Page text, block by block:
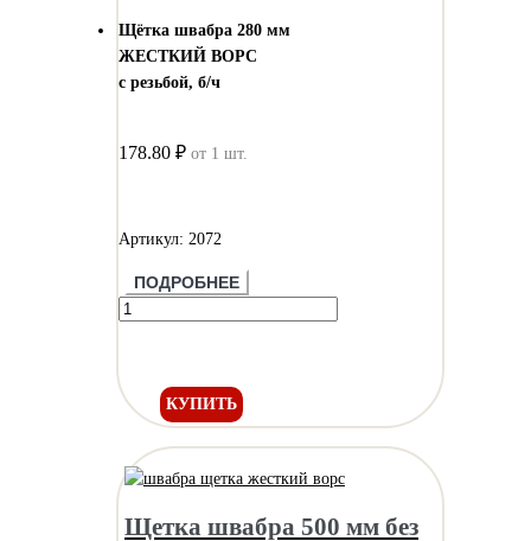
Щётка швабра 280 мм
ЖЕСТКИЙ ВОРС
с резьбой, б/ч
178.80 ₽ от 1 шт.
Артикул: 2072
ПОДРОБНЕЕ
КУПИТЬ
Щетка швабра 500 мм без